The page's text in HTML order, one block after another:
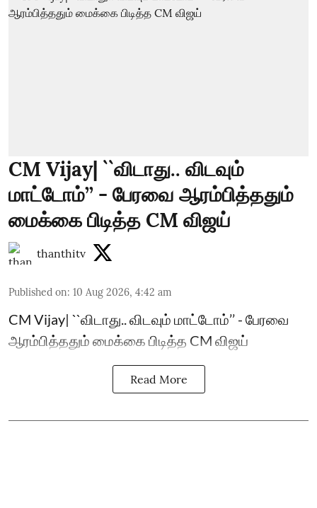
CM Vijay| ``விடாது.. விடவும்
மாட்டோம்’’ - பேரவை ஆரம்பித்ததும்
மைக்கை பிடித்த CM விஜய்
thanthitv
Published on: 10 Aug 2026, 4:42 am
CM Vijay| ``விடாது.. விடவும் மாட்டோம்’’ - பேரவை
ஆரம்பித்ததும் மைக்கை பிடித்த CM விஜய்
Read More